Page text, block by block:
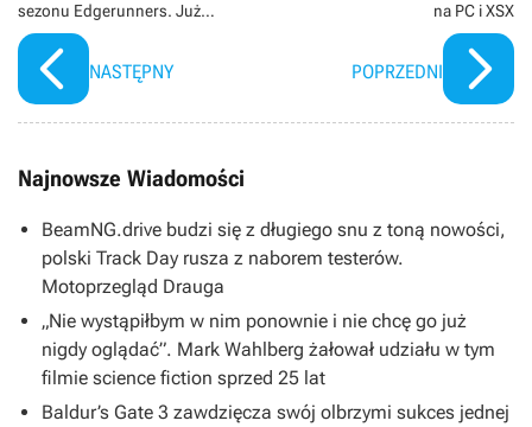
sezonu Edgerunners. Już
możecie nią zagrać
NASTĘPNY
na PC i XSX
POPRZEDNI
Najnowsze Wiadomości
BeamNG.drive budzi się z długiego snu z toną nowości,
polski Track Day rusza z naborem testerów.
Motoprzegląd Drauga
„Nie wystąpiłbym w nim ponownie i nie chcę go już
nigdy oglądać”. Mark Wahlberg żałował udziału w tym
filmie science fiction sprzed 25 lat
Baldur’s Gate 3 zawdzięcza swój olbrzymi sukces jednej